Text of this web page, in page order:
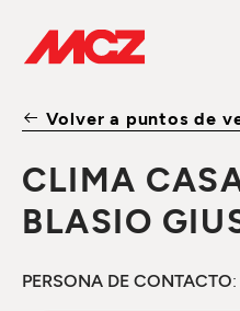
Volver a puntos de
CLIMA
BLASIO
PERSONA DE CONTACTO